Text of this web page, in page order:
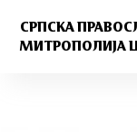
СРПСКА
МИТРОПОЛИЈА